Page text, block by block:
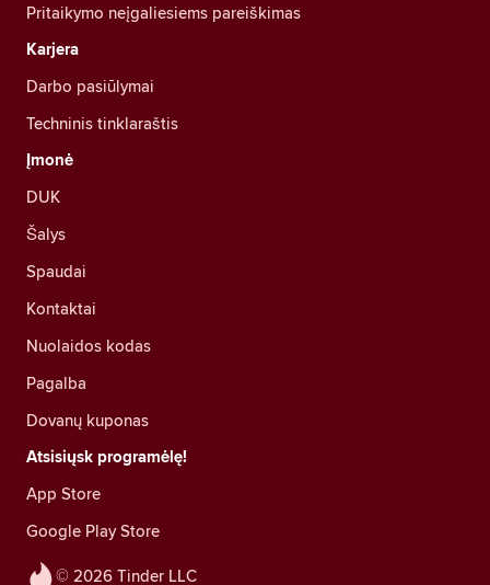
© 2026 Tinder LLC
Pritaikymo neįgaliesiems pareiškimas
Karjera
Darbo pasiūlymai
Techninis tinklaraštis
Įmonė
DUK
Šalys
Spaudai
Kontaktai
Nuolaidos kodas
Pagalba
Dovanų kuponas
Atsisiųsk programėlę!
App Store
Google Play Store